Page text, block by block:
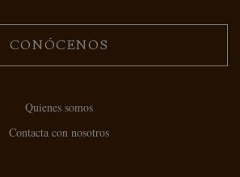
CONÓCENOS
Quienes somos
Contacta con nosotros